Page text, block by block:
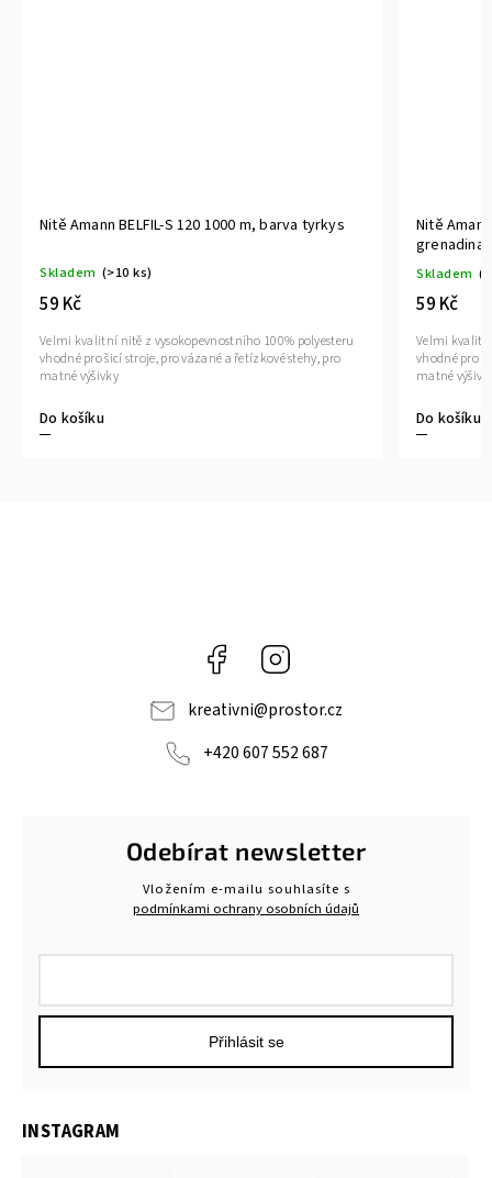
Nitě Amann BELFIL-S 120 1000 m, barva tyrkys
Skladem (>10 ks)
59 Kč
Do košíku
Velmi kvalitní nitě z vysokopevnostního 100% polyesteru
vhodné pro šicí stroje, pro vázané a řetízkové stehy, pro
matné výšivky
Nitě Amann
grenadina
Skladem (8
59 Kč
Do košíku
Velmi kvalitní
vhodné pro šicí
matné výšivky
Facebook
kreativni@prostor.cz
+420 607 552 687
Odebírat newsletter
Vložením e-mailu souhlasíte s
podmínkami ochrany osobních údajů
Přihlásit se
INSTAGRAM